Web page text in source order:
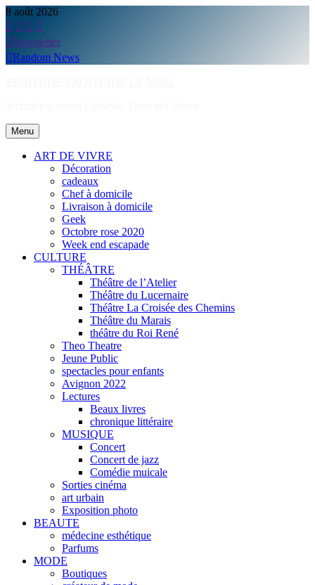
Skip
to
content
8 août 2026
Newsletter
Random News
Menu
ART DE VIVRE
Décoration
cadeaux
Chef à domicile
Livraison à domicile
Geek
Octobre rose 2020
Week end escapade
CULTURE
THÉÂTRE
Théâtre de l’Atelier
Théâtre du Lucernaire
Théâtre La Croisée des Chemins
Théâtre du Marais
théâtre du Roi René
Theo Theatre
Jeune Public
spectacles pour enfants
Avignon 2022
Lectures
Beaux livres
chronique littéraire
MUSIQUE
Concert
Concert de jazz
Comédie muicale
Sorties cinéma
art urbain
Exposition photo
BEAUTE
médecine esthétique
Parfums
MODE
Boutiques